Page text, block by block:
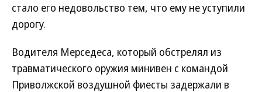
стало его недовольство тем, что ему не уступили
дорогу.
Водителя Мерседеса, который обстрелял из
травматического оружия минивен с командой
Приволжской воздушной фиесты задержали в